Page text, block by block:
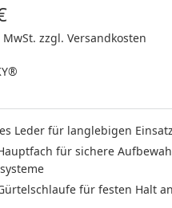
zzgl. Versandkosten
Leder für langlebigen
für sichere
für festen Halt